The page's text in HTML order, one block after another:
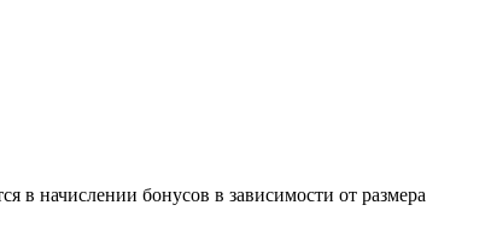
в начислении бонусов в зависимости от размера